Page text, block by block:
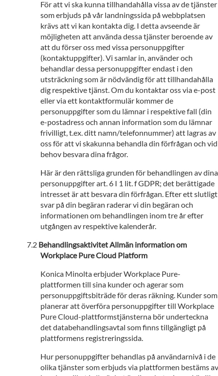
För att vi ska kunna tillhandahålla vissa av de tjänster
som erbjuds på vår landningssida på webbplatsen
krävs att vi kan kontakta dig. I detta avseende är
möjligheten att använda dessa tjänster beroende av
att du förser oss med vissa personuppgifter
(kontaktuppgifter). Vi samlar in, använder och
behandlar dessa personuppgifter endast i den
utsträckning som är nödvändig för att tillhandahålla
dig respektive tjänst. Om du kontaktar oss via e-post
eller via ett kontaktformulär kommer de
personuppgifter som du lämnar i respektive fall (din
e-postadress och annan information som du lämnar
frivilligt, t.ex. ditt namn/telefonnummer) att lagras av
oss för att vi skakunna behandla din förfrågan och vid
behov besvara dina frågor.
Här är den rättsliga grunden för behandlingen av dina
personuppgifter art. 6 I 1 lit. f GDPR; det berättigade
intresset är att besvara din förfrågan. Efter ett slutligt
svar på din begäran raderar vi din begäran och
informationen om behandlingen inom tre år efter
utgången av respektive kalenderår.
Behandlingsaktivitet Allmän information om
Workplace Pure Cloud Platform
Konica Minolta erbjuder Workplace Pure-
plattformen till sina kunder och agerar som
personuppgiftsbiträde för deras räkning. Kunder som
planerar att överföra personuppgifter till Workplace
Pure Cloud-plattformstjänsterna bör underteckna
det databehandlingsavtal som finns tillgängligt på
plattformens registreringssida.
Hur personuppgifter behandlas på användarnivå i de
olika tjänster som erbjuds via plattformen bestäms av